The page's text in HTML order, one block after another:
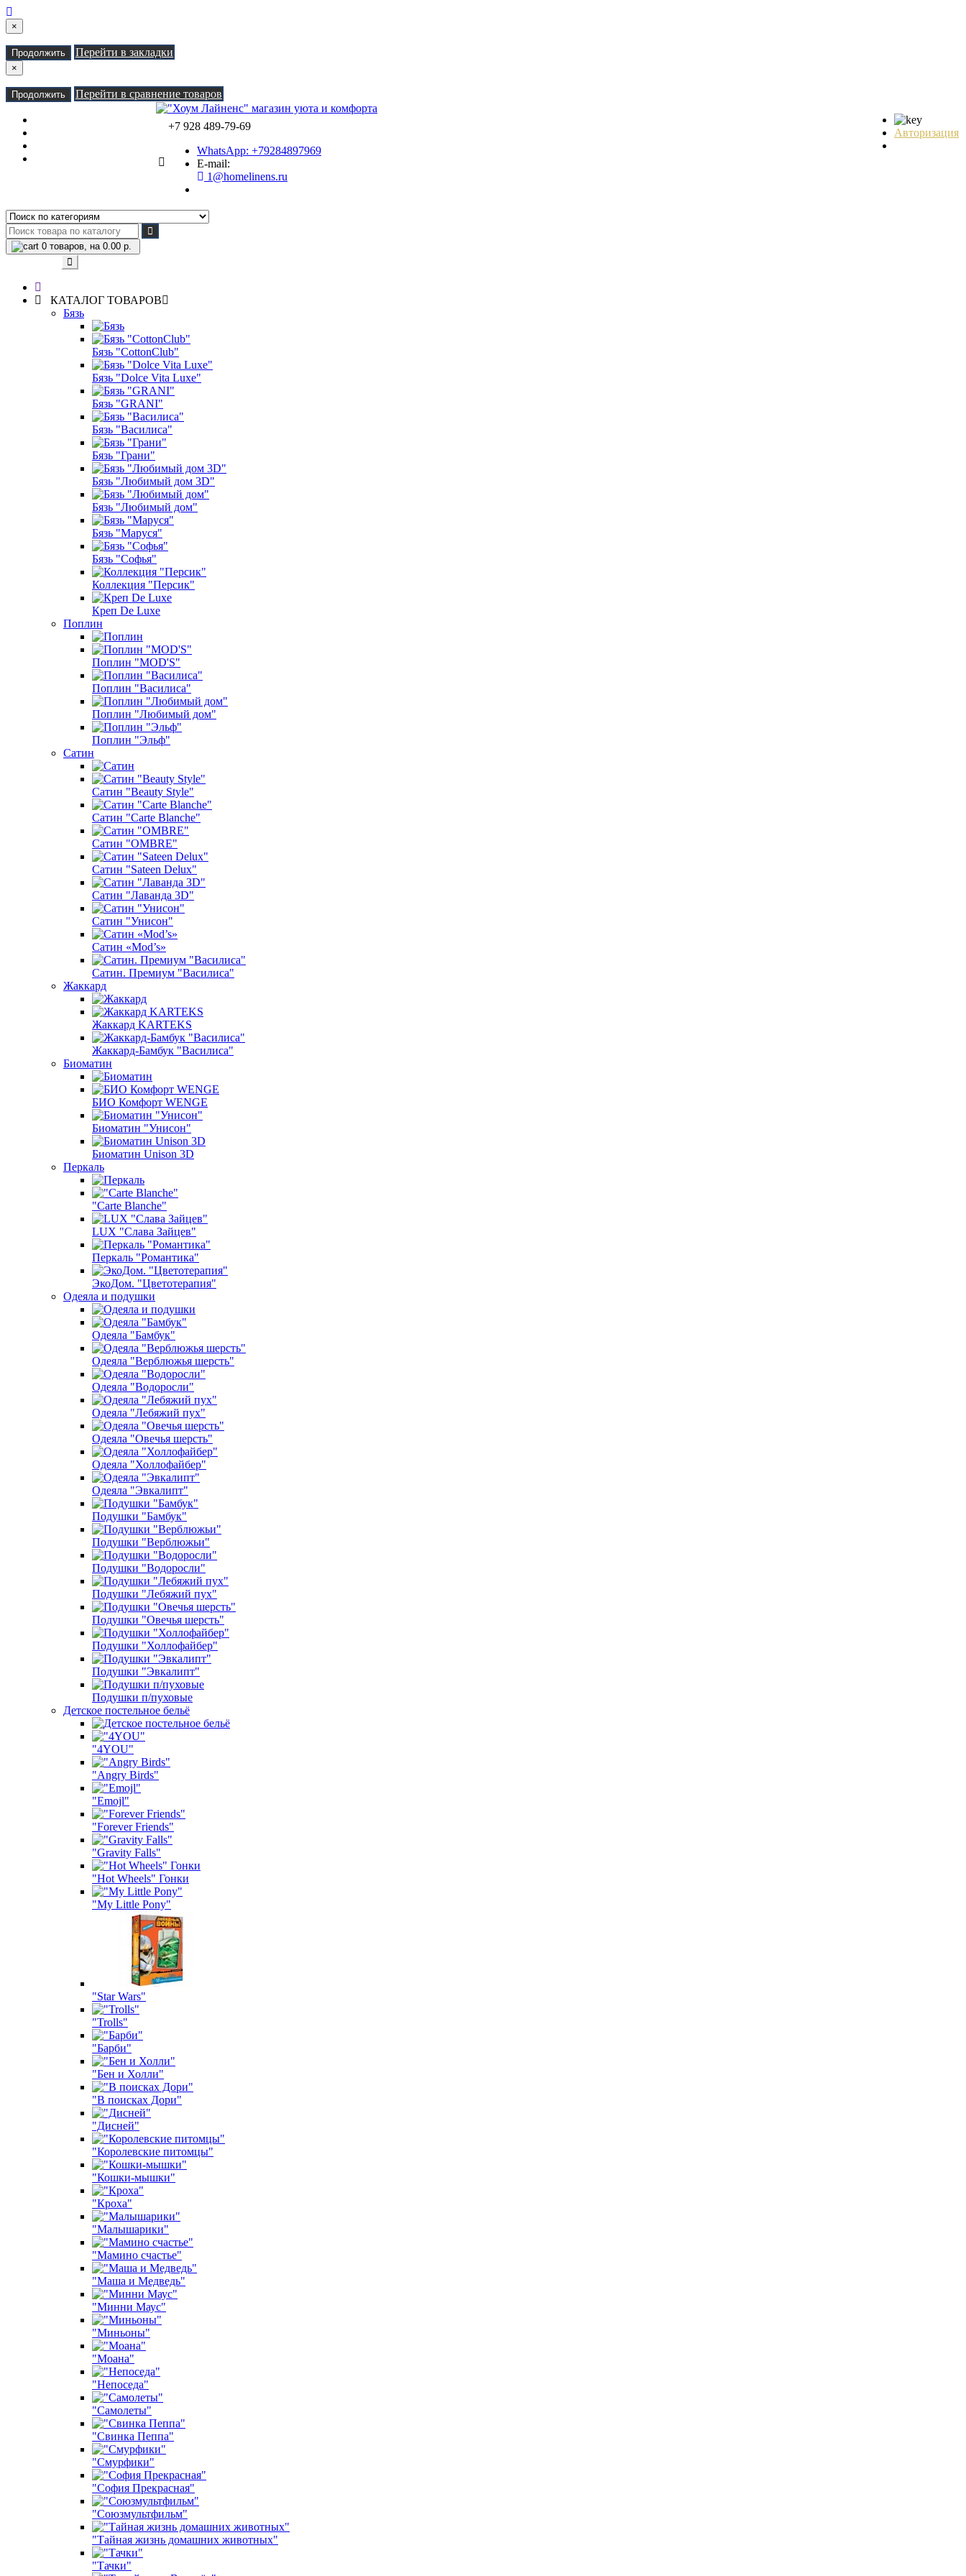
×
Продолжить Перейти в закладки
×
Продолжить Перейти в сравнение товаров
Авторизация
+7 928 489-79-69
WhatsApp: +79284897969
E-mail:
1@homelinens.ru
0 товаров, на 0.00 р.
КАТАЛОГ ТОВАРОВ
Бязь
Бязь "CottonClub"
Бязь "Dolce Vita Luxe"
Бязь "GRANI"
Бязь "Василиса"
Бязь "Грани"
Бязь "Любимый дом 3D"
Бязь "Любимый дом"
Бязь "Маруся"
Бязь "Софья"
Коллекция "Персик"
Креп De Luxe
Поплин
Поплин "MOD'S"
Поплин "Василиса"
Поплин "Любимый дом"
Поплин "Эльф"
Сатин
Сатин "Beauty Style"
Сатин "Carte Blanche"
Сатин "OMBRE"
Сатин "Sateen Delux"
Сатин "Лаванда 3D"
Сатин "Унисон"
Сатин «Mod’s»
Сатин. Премиум "Василиса"
Жаккард
Жаккард KARTEKS
Жаккард-Бамбук "Василиса"
Биоматин
БИО Комфорт WENGE
Биоматин "Унисон"
Биоматин Unison 3D
Перкаль
"Carte Blanche"
LUX "Слава Зайцев"
Перкаль "Романтика"
ЭкоДом. "Цветотерапия"
Одеяла и подушки
Одеяла "Бамбук"
Одеяла "Верблюжья шерсть"
Одеяла "Водоросли"
Одеяла "Лебяжий пух"
Одеяла "Овечья шерсть"
Одеяла "Холлофайбер"
Одеяла "Эвкалипт"
Подушки "Бамбук"
Подушки "Верблюжьи"
Подушки "Водоросли"
Подушки "Лебяжий пух"
Подушки "Овечья шерсть"
Подушки "Холлофайбер"
Подушки "Эвкалипт"
Подушки п/пуховые
Детское постельное бельё
"4YOU"
"Angry Birds"
"Emojl"
"Forever Friends"
"Gravity Falls"
"Hot Wheels" Гонки
"My Little Pony"
"Star Wars"
"Trolls"
"Барби"
"Бен и Холли"
"В поисках Дори"
"Дисней"
"Королевские питомцы"
"Кошки-мышки"
"Кроха"
"Малышарики"
"Мамино счастье"
"Маша и Медведь"
"Минни Маус"
"Миньоны"
"Моана"
"Непоседа"
"Самолеты"
"Свинка Пеппа"
"Смурфики"
"София Прекрасная"
"Союзмультфильм"
"Тайная жизнь домашних животных"
"Тачки"